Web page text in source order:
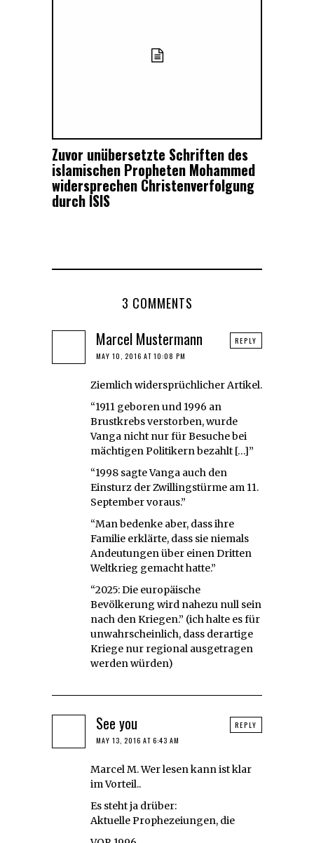
Zuvor unübersetzte Schriften des
islamischen Propheten Mohammed
widersprechen Christenverfolgung
durch ISIS
3 COMMENTS
Marcel Mustermann
MAY 10, 2016 AT 10:08 PM
Ziemlich widersprüchlicher Artikel.
“1911 geboren und 1996 an
Brustkrebs verstorben, wurde
Vanga nicht nur für Besuche bei
mächtigen Politikern bezahlt […]”
“1998 sagte Vanga auch den
Einsturz der Zwillingstürme am 11.
September voraus.”
“Man bedenke aber, dass ihre
Familie erklärte, dass sie niemals
Andeutungen über einen Dritten
Weltkrieg gemacht hatte.”
“2025: Die europäische
Bevölkerung wird nahezu null sein
nach den Kriegen.” (ich halte es für
unwahrscheinlich, dass derartige
Kriege nur regional ausgetragen
werden würden)
REPLY
See you
MAY 13, 2016 AT 6:43 AM
Marcel M. Wer lesen kann ist klar
im Vorteil..
Es steht ja drüber:
Aktuelle Prophezeiungen, die
REPLY